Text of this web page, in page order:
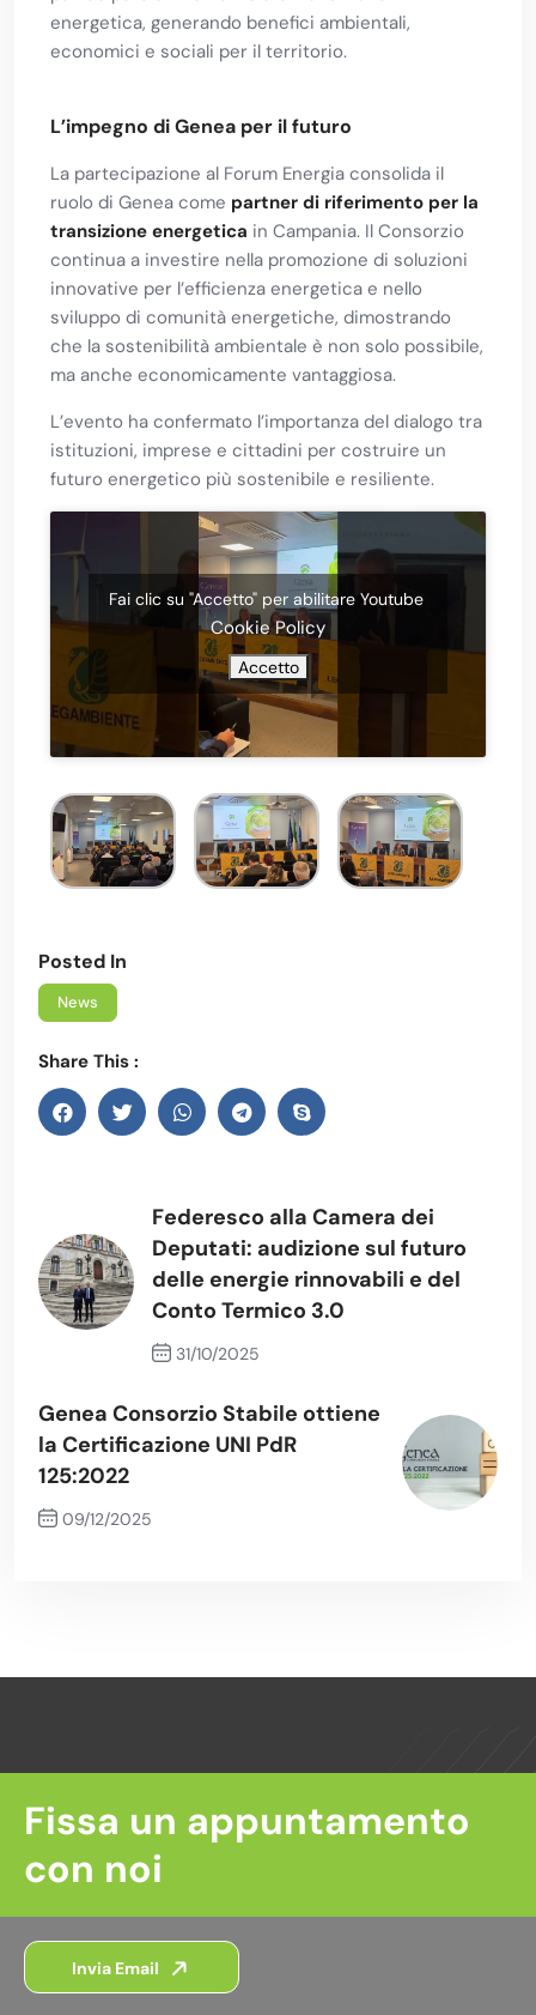
energetica, generando benefici ambientali,
economici e sociali per il territorio.
L’impegno di Genea per il futuro
La partecipazione al Forum Energia consolida il
ruolo di Genea come partner di riferimento per la
transizione energetica in Campania. Il Consorzio
continua a investire nella promozione di soluzioni
innovative per l’efficienza energetica e nello
sviluppo di comunità energetiche, dimostrando
che la sostenibilità ambientale è non solo possibile,
ma anche economicamente vantaggiosa.
L’evento ha confermato l’importanza del dialogo tra
istituzioni, imprese e cittadini per costruire un
futuro energetico più sostenibile e resiliente.
Fai clic su "Accetto" per abilitare Youtube
Cookie Policy
Accetto
Posted In
News
Share This :
Federesco alla Camera dei
Deputati: audizione sul futuro
delle energie rinnovabili e del
Conto Termico 3.0
31/10/2025
Genea Consorzio Stabile ottiene
la Certificazione UNI PdR
125:2022
09/12/2025
Fissa un appuntamento
con noi
Invia Email